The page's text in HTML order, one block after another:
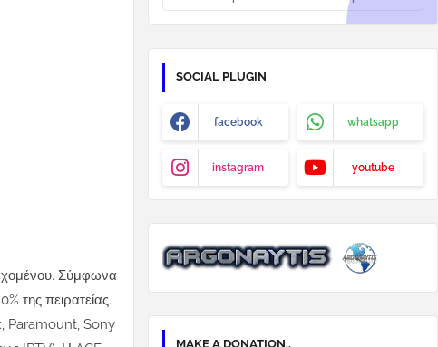
Σύμφωνα
της πειρατείας.
Paramount, Sony
SOCIAL PLUGIN
facebook whatsapp
instagram youtube
MAKE A DONATION..